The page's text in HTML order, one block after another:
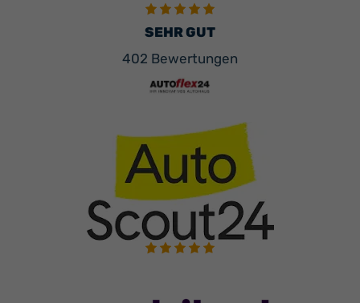
SEHR GUT
402 Bewertungen